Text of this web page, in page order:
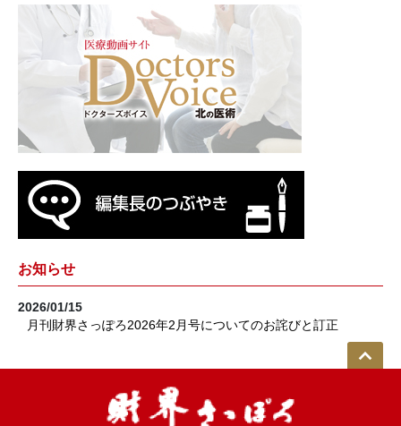
お知らせ
2026/01/15
月刊財界さっぽろ2026年2月号についてのお詫びと訂正